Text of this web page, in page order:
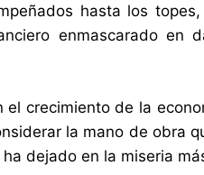
hasta los
enmascarado en
crecimiento de la
la mano de obra
dejado en la miseria